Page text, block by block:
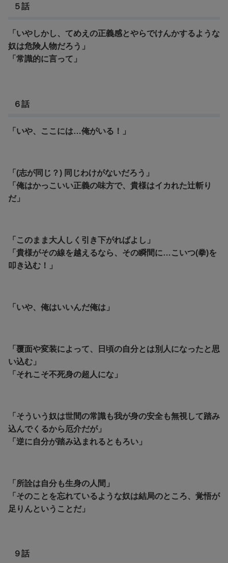
５話
「いやしかし、てめえの正義感とやらでけんかするような
奴は危険人物だろう」
「常識的に言って」
６話
「いや、ここには…俺がいる！」
「(志が同じ？) 同じわけがないだろう」
「俺はかっこいい正義の味方で、貴様はイカれた辻斬り
だ」
「このまま大人しく引き下がればよし」
「貴様がその線を越えるなら、その瞬間に…こいつ(拳)を
叩き込む！」
「いや、俺はいいんだ俺は」
「覆面や変装によって、日頃の自分とは別人になったと思
い込む」
「それこそ不死身の超人にな」
「そういう奴は世間の常識も我が身の安全も無視して踏み
込んでくるから厄介だが」
「逆に自分が踏み込まれるともろい」
「所詮は自分も生身の人間」
「そのことを忘れているような奴は結局のところ、覚悟が
足りんということだ」
９話